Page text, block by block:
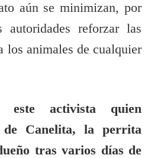
aún se minimizan, por
reforzar las
los animales de cualquier
este activista quien
de Canelita, la perrita
tras varios días de